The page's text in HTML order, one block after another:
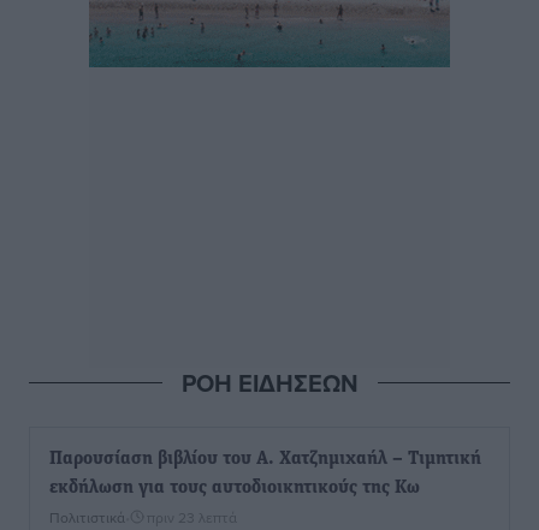
ΡΟΗ ΕΙΔΗΣΕΩΝ
Παρουσίαση βιβλίου του Α. Χατζημιχαήλ – Τιμητική
εκδήλωση για τους αυτοδιοικητικούς της Κω
Πολιτιστικά πριν 23 λεπτά